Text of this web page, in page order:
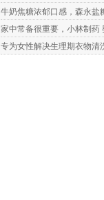
牛奶焦糖浓郁口感，森永盐
家中常备很重要，小林制药
专为女性解决生理期衣物清